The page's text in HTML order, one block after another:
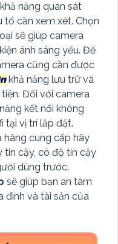
năng quan sát
cần xem xét. Chọn
sẽ giúp camera
ánh sáng yếu. Để
cũng cần được
khả năng lưu trữ và
Đối với camera
kết nối không
tại vị trí lắp đặt.
hãng cung cấp hãy
tin cậy, có độ tin cậy
dùng trước.
sẽ giúp bạn an tâm
đình và tài sản của